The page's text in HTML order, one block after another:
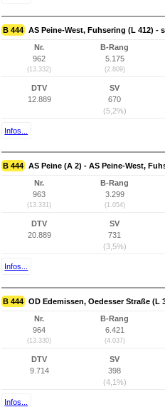
B 444 AS Peine-West, Fuhsering (L 412) -
Nr.
962
(13.332)
B-Rang
5.175
(2.809)
DTV
12.889
SV
670
(5,2%)
Infos...
B 444 AS Peine (A 2) - AS Peine-West,
Nr.
963
(13.331)
B-Rang
3.299
(1.054)
DTV
20.889
SV
731
(3,5%)
Infos...
B 444 OD Edemissen, Oedesser Straße (L
Nr.
964
(13.330)
B-Rang
6.421
(4.037)
DTV
9.714
SV
398
(4,1%)
Infos...